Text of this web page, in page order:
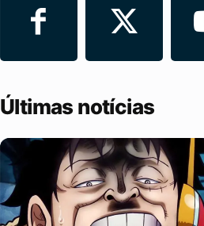
Últimas notícias